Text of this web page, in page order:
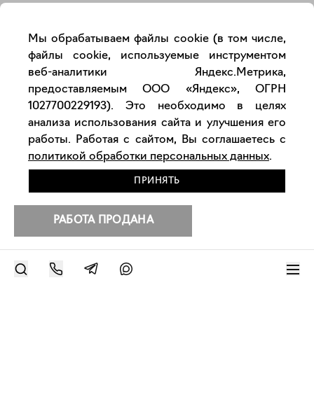
РАБОТА ПРОДАНА
Другие работы художника
Мы обрабатываем файлы cookie (в том числе,
файлы cookie, используемые инструментом
веб-аналитики Яндекс.Метрика,
предоставляемым ООО «Яндекс», ОГРН
1027700229193). Это необходимо в целях
анализа использования сайта и улучшения его
работы. Работая с сайтом, Вы соглашаетесь с
политикой обработки персональных данных.
ПРИНЯТЬ